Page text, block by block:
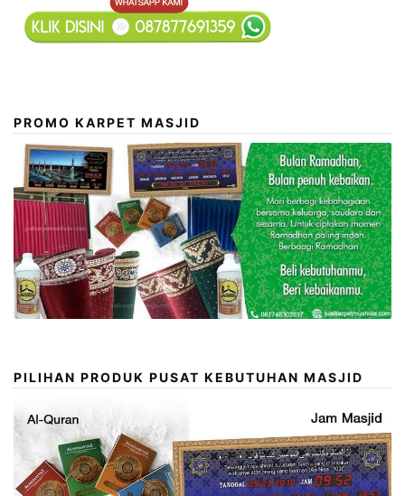
PROMO KARPET MASJID
PILIHAN PRODUK PUSAT KEBUTUHAN MASJID